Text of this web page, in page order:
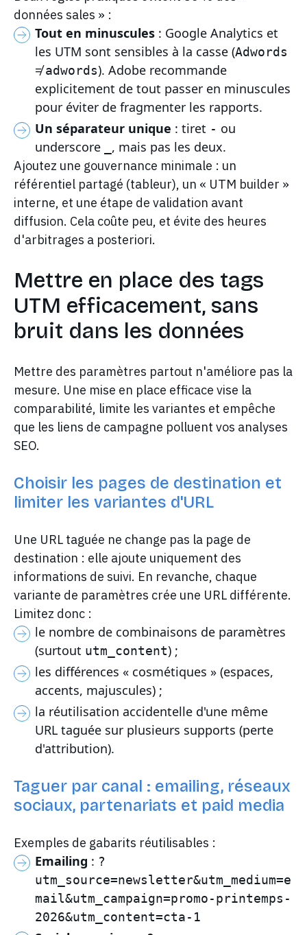
données sales » :
Tout en minuscules : Google Analytics et
les UTM sont sensibles à la casse (Adwords
≠adwords). Adobe recommande
explicitement de tout passer en minuscules
pour éviter de fragmenter les rapports.
Un séparateur unique : tiret - ou
underscore
, mais pas les deux.
Ajoutez une gouvernance minimale : un
référentiel partagé (tableur), un « UTM builder »
interne, et une étape de validation avant
diffusion. Cela coûte peu, et évite des heures
d'arbitrages a posteriori.
Mettre en place des tags
UTM efficacement, sans
bruit dans les données
Mettre des paramètres partout n'améliore pas la
mesure. Une mise en place efficace vise la
comparabilité, limite les variantes et empêche
que les liens de campagne polluent vos analyses
SEO.
Choisir les pages de destination et
limiter les variantes d'URL
Une URL taguée ne change pas la page de
destination : elle ajoute uniquement des
informations de suivi. En revanche, chaque
variante de paramètres crée une URL différente.
Limitez donc :
le nombre de combinaisons de paramètres
(surtout utm_content) ;
les différences « cosmétiques » (espaces,
accents, majuscules) ;
la réutilisation accidentelle d'une même
URL taguée sur plusieurs supports (perte
d'attribution).
Taguer par canal : emailing, réseaux
sociaux, partenariats et paid media
Exemples de gabarits réutilisables :
Emailing : ?
utm_source=newsletter&utm_medium=e
mail&utm_campaign=promo-printemps-
2026&utm_content=cta-1